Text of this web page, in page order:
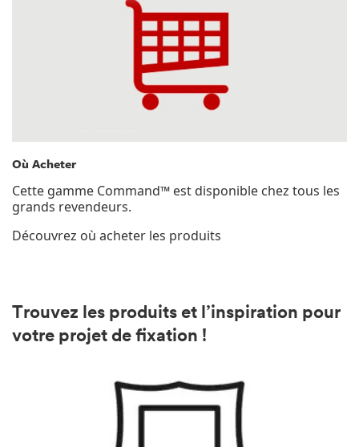
Où Acheter
Cette gamme Command™ est disponible chez tous les
grands revendeurs.
Découvrez où acheter les produits
Trouvez les produits et l’inspiration pour
votre projet de fixation !